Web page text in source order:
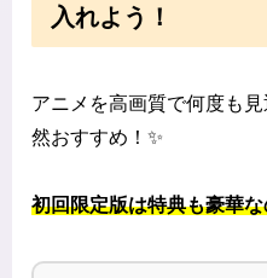
入れよう！
アニメを高画質で何度も
然おすすめ！✨
初回限定版は特典も豪華